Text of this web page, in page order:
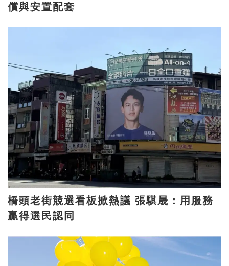
償與安置配套
橋頭老街競選看板掀熱議 張騏晟：用服務
贏得選民認同